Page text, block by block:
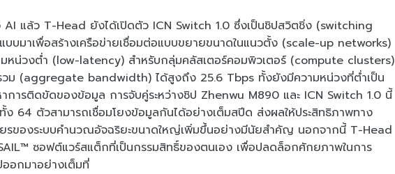
AI แล้ว T-Head ยังได้เปิดตัว ICN Switch 1.0 ซึ่งเป็นชิปสวิตชิ่ง (switching
บบมาเพื่อสร้างเครือข่ายเชื่อมต่อแบบขยายขนาดในแนวตั้ง (scale-up networks)
หน่วงต่ำ (low-latency) สำหรับกลุ่มคลัสเตอร์คอมพิวเตอร์ (compute clusters)
วม (aggregate bandwidth) ได้สูงถึง 25.6 Tbps ทั้งยังมีความหน่วงที่ต่ำเป็น
การติดขัดของข้อมูล การจับคู่ระหว่างชิป Zhenwu M890 และ ICN Switch 1.0 นี้
ทั้ง 64 ตัวสามารถเชื่อมโยงข้อมูลกันได้อย่างเต็มสปีด ส่งผลให้ประสิทธิภาพทาง
ยรของระบบคำนวณอัจฉริยะขนาดใหญ่เพิ่มขึ้นอย่างมีนัยสำคัญ นอกจากนี้ T-Head
ซอฟต์แวร์สแต็กที่เป็นกรรมสิทธิ์ของตนเอง เพื่อปลดล็อกศักยภาพในการ
อกมาอย่างเต็มที่